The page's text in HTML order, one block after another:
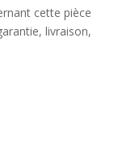
cette pièce
livraison,